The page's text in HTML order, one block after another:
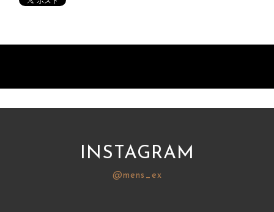
INSTAGRAM
@mens_ex